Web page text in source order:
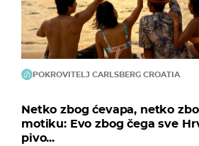
POKROVITELJ CARLSBERG CROATIA
Netko zbog ćevapa, netko
motiku: Evo zbog čega sve
pivo...